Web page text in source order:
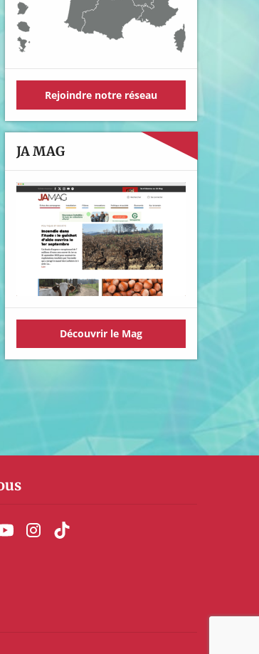
Rejoindre notre réseau
JA MAG
Découvrir le Mag